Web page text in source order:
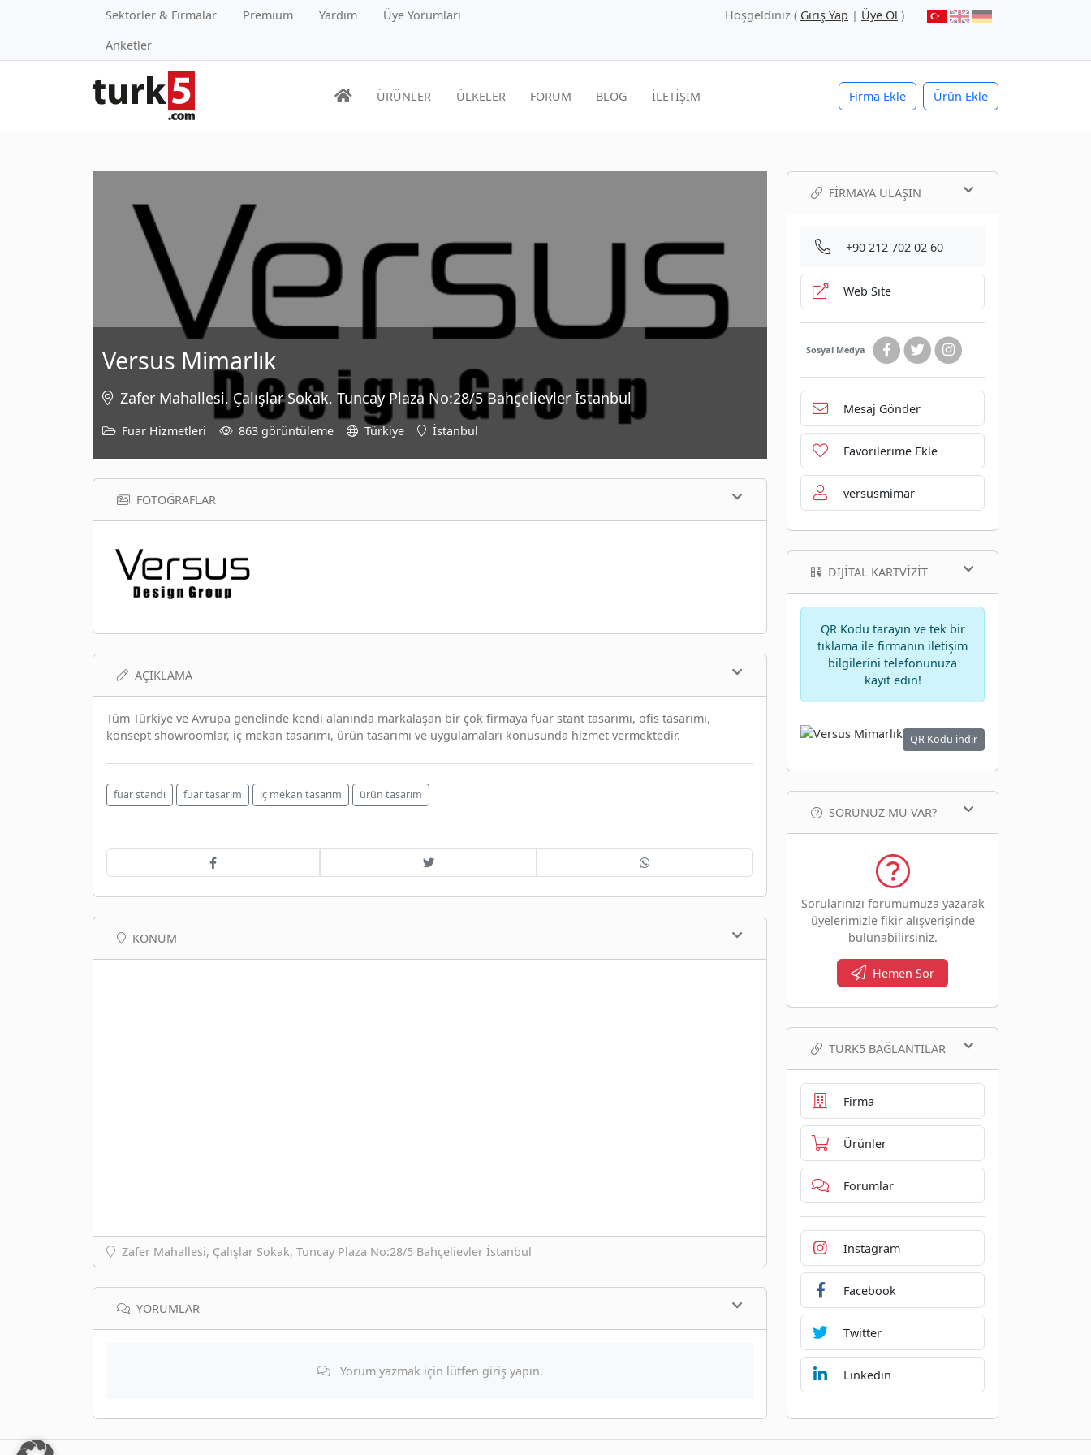
Sektörler & Firmalar Premium Yardım
Üye Yorumları
Anketler
Hoşgeldiniz ( Giriş Yap | Üye Ol )
Firma Ekle Ürün Ekle
ÜRÜNLER ÜLKELER FORUM BLOG İLETİŞİM
Versus Mimarlık
Zafer Mahallesi, Çalışlar Sokak, Tuncay Plaza No:28/5 Bahçelievler İstanbul
Fuar Hizmetleri 863 görüntüleme Türkiye İstanbul
FOTOĞRAFLAR
AÇIKLAMA
Tüm Türkiye ve Avrupa genelinde kendi alanında markalaşan bir çok firmaya fuar stant tasarımı, ofis tasarımı,
konsept showroomlar, iç mekan tasarımı, ürün tasarımı ve uygulamaları konusunda hizmet vermektedir.
fuar standı fuar tasarım iç mekan tasarım ürün tasarım
KONUM
Zafer Mahallesi, Çalışlar Sokak, Tuncay Plaza No:28/5 Bahçelievler İstanbul
YORUMLAR
Yorum yazmak için lütfen giriş yapın.
FIRMAYA ULAŞIN
+90 212 702 02 60
Web Site
Sosyal Medya
Mesaj Gönder
Favorilerime Ekle
versusmimar
DIJITAL KARTVIZIT
QR Kodu tarayın ve tek bir
tıklama ile firmanın iletişim
bilgilerini telefonunuza
kayıt edin!
QR Kodu indir
SORUNUZ MU VAR?
Sorularınızı forumumuza yazarak
üyelerimizle fikir alışverişinde
bulunabilirsiniz.
Hemen Sor
TURK5 BAĞLANTILAR
Firma
Ürünler
Forumlar
Instagram
Facebook
Twitter
Linkedin